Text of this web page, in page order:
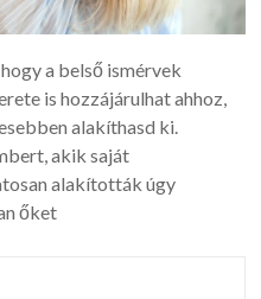
a belső ismérvek
is hozzájárulhat ahhoz,
alakíthasd ki.
akik saját
alakították úgy
őket